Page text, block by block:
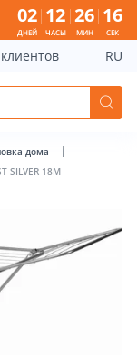
has loaded
02
ДНЕЙ
12
ЧАСЫ
26
МИН
15
СЕК
RU
дома
SILVER 18M